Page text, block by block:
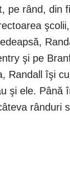
pe rând,
şi pe
Randall îşi
şi ele.
rânduri